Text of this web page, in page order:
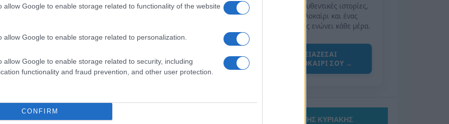
allow Google to enable storage related to functionality of the website
allow Google to enable storage related to personalization.
allow Google to enable storage related to security, including
functionality and fraud prevention, and other user protection.
CONFIRM
Οι άνθρωποι, οι αυθεντικές ιστορίες,
το ελληνικό καλοκαίρι και ένας
πολιτισμός που μας ενώνει κάθε μέρα.
ΟΣΑ ΧΡΕΙΑΖΕΣΑΙ
ΓΙΑ ΤΟ ΚΑΛΟΚΑΙΡΙ ΣΟΥ →
ΤΟ ΠΑΡΟΝ ΤΗΣ ΚΥΡΙΑΚΗΣ